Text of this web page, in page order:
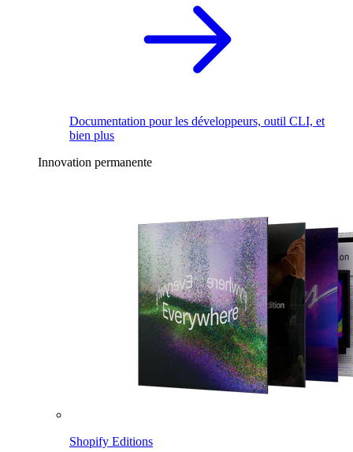
Documentation pour les développeurs, outil CLI, et
bien plus
Innovation permanente
Shopify Editions